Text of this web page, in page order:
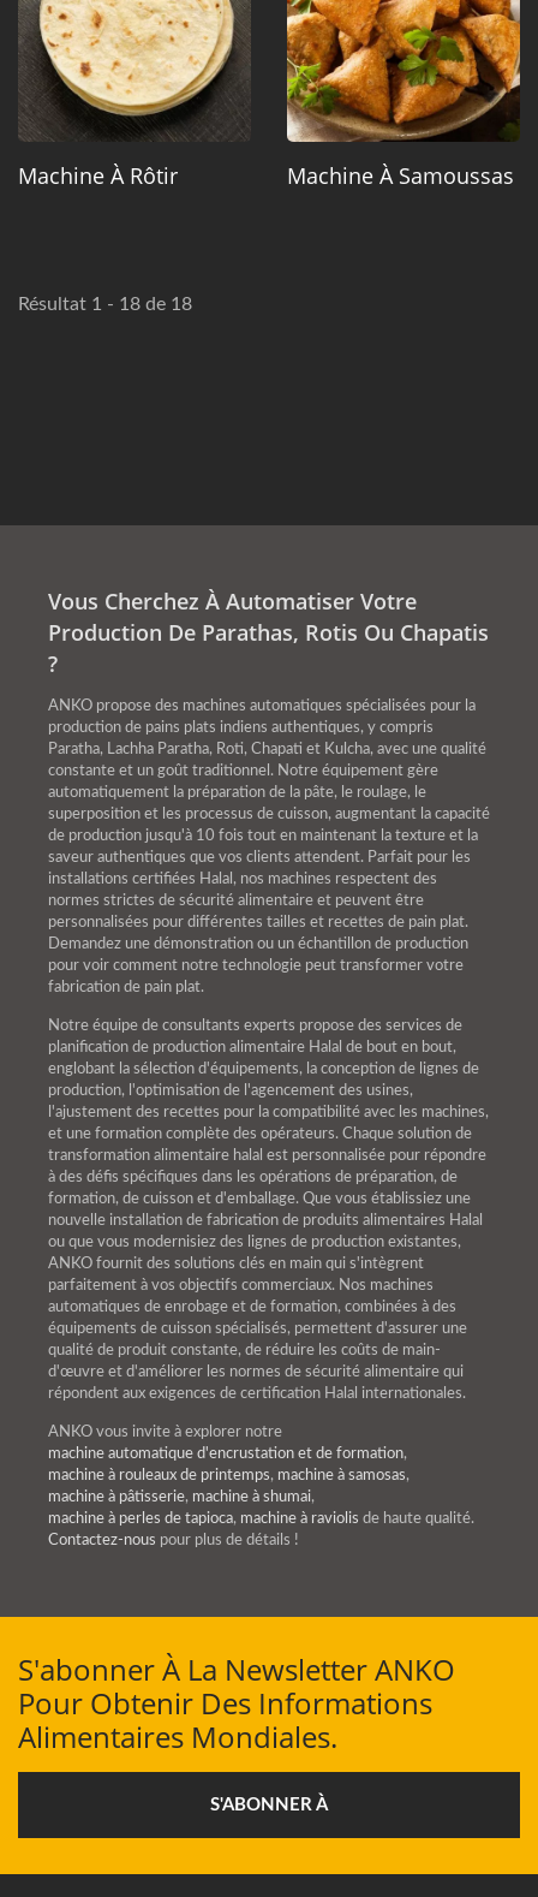
Machine À Rôtir Machine À Samoussas
Résultat 1 - 18 de 18
Vous Cherchez À Automatiser Votre
Production De Parathas, Rotis Ou Chapatis
?
ANKO propose des machines automatiques spécialisées pour la
production de pains plats indiens authentiques, y compris
Paratha, Lachha Paratha, Roti, Chapati et Kulcha, avec une qualité
constante et un goût traditionnel. Notre équipement gère
automatiquement la préparation de la pâte, le roulage, le
superposition et les processus de cuisson, augmentant la capacité
de production jusqu'à 10 fois tout en maintenant la texture et la
saveur authentiques que vos clients attendent. Parfait pour les
installations certifiées Halal, nos machines respectent des
normes strictes de sécurité alimentaire et peuvent être
personnalisées pour différentes tailles et recettes de pain plat.
Demandez une démonstration ou un échantillon de production
pour voir comment notre technologie peut transformer votre
fabrication de pain plat.
Notre équipe de consultants experts propose des services de
planification de production alimentaire Halal de bout en bout,
englobant la sélection d'équipements, la conception de lignes de
production, l'optimisation de l'agencement des usines,
l'ajustement des recettes pour la compatibilité avec les machines,
et une formation complète des opérateurs. Chaque solution de
transformation alimentaire halal est personnalisée pour répondre
à des défis spécifiques dans les opérations de préparation, de
formation, de cuisson et d'emballage. Que vous établissiez une
nouvelle installation de fabrication de produits alimentaires Halal
ou que vous modernisiez des lignes de production existantes,
ANKO fournit des solutions clés en main qui s'intègrent
parfaitement à vos objectifs commerciaux. Nos machines
automatiques de enrobage et de formation, combinées à des
équipements de cuisson spécialisés, permettent d'assurer une
qualité de produit constante, de réduire les coûts de main-
d'œuvre et d'améliorer les normes de sécurité alimentaire qui
répondent aux exigences de certification Halal internationales.
ANKO vous invite à explorer notre
machine automatique d'encrustation et de formation,
machine à rouleaux de printemps, machine à samosas,
machine à pâtisserie, machine à shumai,
machine à perles de tapioca, machine à raviolis de haute qualité.
Contactez-nous pour plus de détails !
S'abonner À La Newsletter ANKO
Pour Obtenir Des Informations
Alimentaires Mondiales.
S'ABONNER À